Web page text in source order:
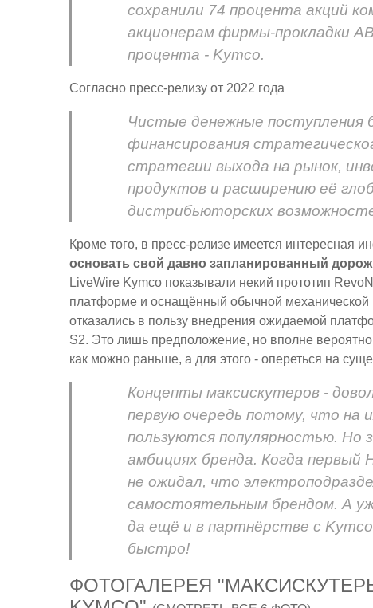
сохранили 74 процента акций
акционерам фирмы-прокладки
процента - Kymco.
Согласно пресс-релизу от 2022 года
Чистые денежные поступления
финансирования
стратегии выхода на рынок,
продуктов и расширению её
дистрибьюторских
Кроме того, в пресс-релизе имеется интересная
основать свой давно запланированный
LiveWire Kymco показывали некий прототип
платформе и оснащённый обычной механической
отказались в пользу внедрения ожидаемой
S2. Это лишь предположение, но вполне
как можно раньше, а для этого - опереться на
Концепты максискутеров -
первую очередь потому, что на
пользуются популярностью. Но
амбициях бренда. Когда первый
не ожидал, что
самостоятельным брендом. А
да ещё и в партнёрстве с
быстро!
ФОТОГАЛЕРЕЯ